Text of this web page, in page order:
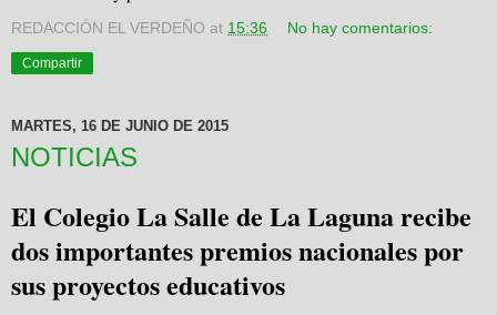
REDACCIÓN EL VERDEÑO at 15:36 No hay comentarios:
Compartir
MARTES, 16 DE JUNIO DE 2015
NOTICIAS
El Colegio La Salle de La Laguna recibe
dos importantes premios nacionales por
sus proyectos educativos